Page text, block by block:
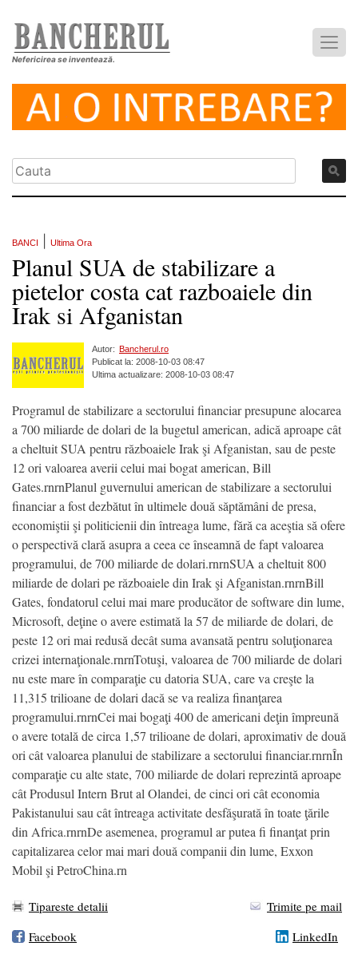
Nefericirea se inventează.
BANCI Ultima Ora
Planul SUA de stabilizare a
pietelor costa cat razboaiele din
Irak si Afganistan
Autor: Bancherul.ro
Publicat la: 2008-10-03 08:47
Ultima actualizare: 2008-10-03 08:47
Programul de stabilizare a sectorului financiar presupune alocarea
a 700 miliarde de dolari de la bugetul american, adică aproape cât
a cheltuit SUA pentru războaiele Irak şi Afganistan, sau de peste
12 ori valoarea averii celui mai bogat american, Bill
Gates.rnrnPlanul guvernului american de stabilizare a sectorului
financiar a fost dezbătut în ultimele două săptămâni de presa,
economiştii şi politicienii din întreaga lume, fără ca aceştia să ofere
o perspectivă clară asupra a ceea ce înseamnă de fapt valoarea
programului, de 700 miliarde de dolari.rnrnSUA a cheltuit 800
miliarde de dolari pe războaiele din Irak şi Afganistan.rnrnBill
Gates, fondatorul celui mai mare producător de software din lume,
Microsoft, deţine o avere estimată la 57 de miliarde de dolari, de
peste 12 ori mai redusă decât suma avansată pentru soluţionarea
crizei internaţionale.rnrnTotuşi, valoarea de 700 miliarde de dolari
nu este mare în comparaţie cu datoria SUA, care va creşte la
11,315 trilioane de dolari dacă se va realiza finanţarea
programului.rnrnCei mai bogaţi 400 de americani deţin împreună
o avere totală de circa 1,57 trilioane de dolari, aproximativ de două
ori cât valoarea planului de stabilizare a sectorului financiar.rnrnÎn
comparaţie cu alte state, 700 miliarde de dolari reprezintă aproape
cât Produsul Intern Brut al Olandei, de cinci ori cât economia
Pakistanului sau cât întreaga activitate desfăşurată în toate ţările
din Africa.rnrnDe asemenea, programul ar putea fi finanţat prin
capitalizarea celor mai mari două companii din lume, Exxon
Mobil şi PetroChina.rn
Tipareste detalii
Trimite pe mail
Facebook
LinkedIn